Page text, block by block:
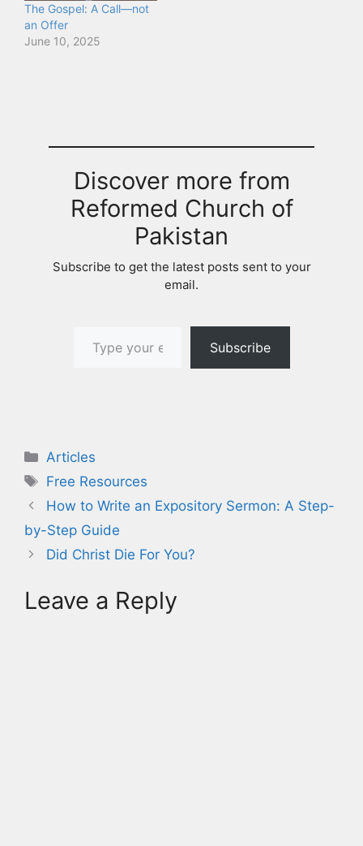
The Gospel: A Call—not
an Offer
June 10, 2025
Discover more from
Reformed Church of
Pakistan
Subscribe to get the latest posts sent to your
email.
Subscribe
Categories
Articles
Tags
Free Resources
How to Write an Expository Sermon: A Step-
by-Step Guide
Did Christ Die For You?
Leave a Reply